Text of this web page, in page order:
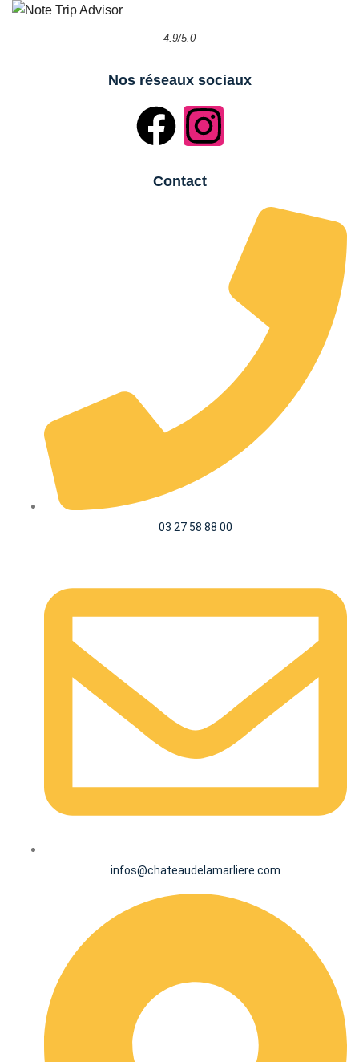
4.9/5.0
Nos réseaux sociaux
Contact
03 27 58 88 00
infos@chateaudelamarliere.com